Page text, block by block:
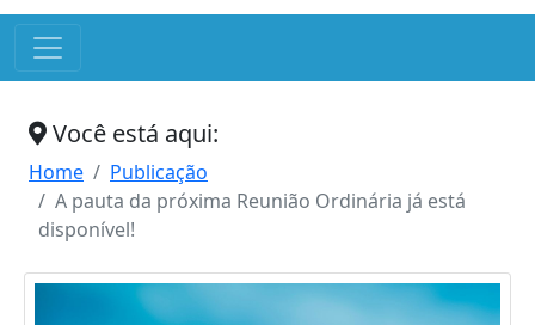
Você está aqui:
Home
Publicação
A pauta da próxima Reunião Ordinária já está
disponível!